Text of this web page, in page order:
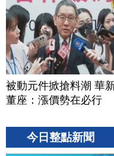
被動元件掀搶料潮 華
董座：漲價勢在必行
今日整點新聞